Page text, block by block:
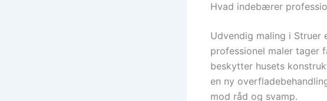
Hvad indebærer
Udvendig maling i
professionel maler tager
beskytter husets
en ny
mod råd og svamp.